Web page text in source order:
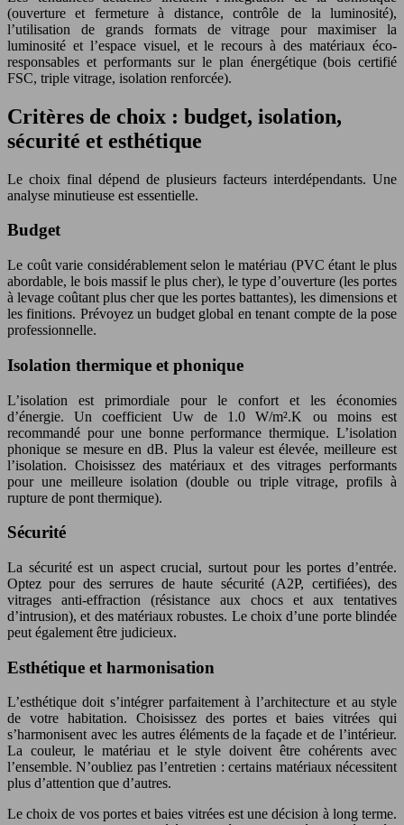
(ouverture et fermeture à distance, contrôle de la luminosité),
l’utilisation de grands formats de vitrage pour maximiser la
luminosité et l’espace visuel, et le recours à des matériaux éco-
responsables et performants sur le plan énergétique (bois certifié
FSC, triple vitrage, isolation renforcée).
Critères de choix : budget, isolation,
sécurité et esthétique
Le choix final dépend de plusieurs facteurs interdépendants. Une
analyse minutieuse est essentielle.
Budget
Le coût varie considérablement selon le matériau (PVC étant le plus
abordable, le bois massif le plus cher), le type d’ouverture (les portes
à levage coûtant plus cher que les portes battantes), les dimensions et
les finitions. Prévoyez un budget global en tenant compte de la pose
professionnelle.
Isolation thermique et phonique
L’isolation est primordiale pour le confort et les économies
d’énergie. Un coefficient Uw de 1.0 W/m².K ou moins est
recommandé pour une bonne performance thermique. L’isolation
phonique se mesure en dB. Plus la valeur est élevée, meilleure est
l’isolation. Choisissez des matériaux et des vitrages performants
pour une meilleure isolation (double ou triple vitrage, profils à
rupture de pont thermique).
Sécurité
La sécurité est un aspect crucial, surtout pour les portes d’entrée.
Optez pour des serrures de haute sécurité (A2P, certifiées), des
vitrages anti-effraction (résistance aux chocs et aux tentatives
d’intrusion), et des matériaux robustes. Le choix d’une porte blindée
peut également être judicieux.
Esthétique et harmonisation
L’esthétique doit s’intégrer parfaitement à l’architecture et au style
de votre habitation. Choisissez des portes et baies vitrées qui
s’harmonisent avec les autres éléments de la façade et de l’intérieur.
La couleur, le matériau et le style doivent être cohérents avec
l’ensemble. N’oubliez pas l’entretien : certains matériaux nécessitent
plus d’attention que d’autres.
Le choix de vos portes et baies vitrées est une décision à long terme.